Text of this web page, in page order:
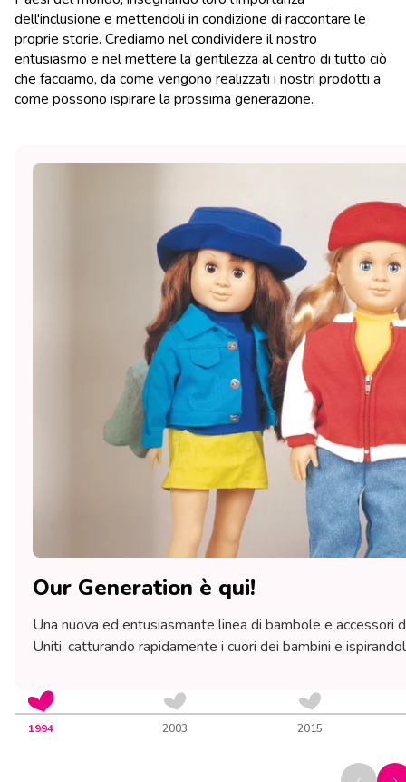
dell'inclusione e mettendoli in condizione di raccontare le
proprie storie. Crediamo nel condividere il nostro
entusiasmo e nel mettere la gentilezza al centro di tutto ciò
che facciamo, da come vengono realizzati i nostri prodotti a
come possono ispirare la prossima generazione.
Our Generation è qui!
Una nuova ed entusiasmante linea di bambole e
Uniti, catturando rapidamente i cuori dei bambini e
1994 2003 2015